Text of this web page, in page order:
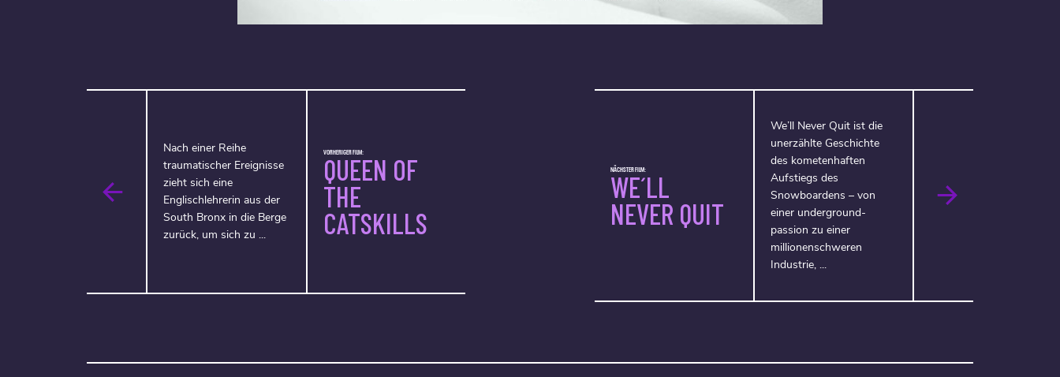
NÄCHSTER FILM:
WE´LL
NEVER QUIT
We’ll Never Quit ist die
unerzählte Geschichte
des kometenhaften
Aufstiegs des
Snowboardens – von
einer underground-
passion zu einer
millionenschweren
Industrie, ...
Nach einer Reihe
traumatischer Ereignisse
zieht sich eine
Englischlehrerin aus der
South Bronx in die Berge
zurück, um sich zu ...
VORHERIGER FILM:
QUEEN OF
THE
CATSKILLS